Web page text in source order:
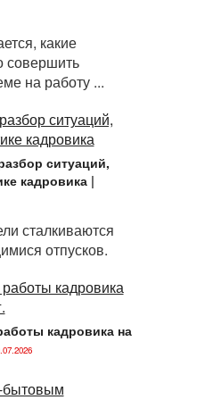
какие
совершить
на работу ...
ситуаций,
кадровика|
сталкиваются
отпусков.
кадровика на